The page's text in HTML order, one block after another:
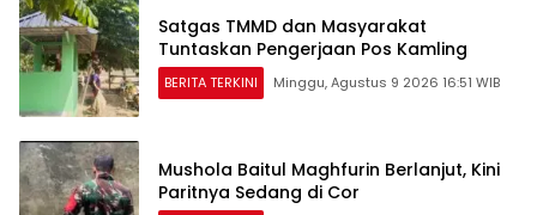
Satgas TMMD dan Masyarakat
Tuntaskan Pengerjaan Pos Kamling
BERITA TERKINI Minggu, Agustus 9 2026 16:51 WIB
Mushola Baitul Maghfurin Berlanjut, Kini
Paritnya Sedang di Cor